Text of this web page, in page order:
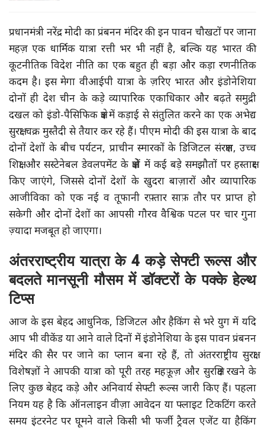
प्रधानमंत्री नरेंद्र मोदी का प्रंबनन मंदिर की इन पावन चौखटों पर जाना
महज़ एक धार्मिक यात्रा रत्ती भर भी नहीं है, बल्कि यह भारत की
कूटनीतिक विदेश नीति का एक बहुत ही बड़ा और कड़ा रणनीतिक
कदम है। इस मेगा वीआईपी यात्रा के ज़रिए भारत और इंडोनेशिया
दोनों ही देश चीन के कड़े व्यापारिक एकाधिकार और बढ़ते समुद्री
दखल को इंडो-पैसिफिक क्षेत्र में कड़ाई से संतुलित करने का एक अभेद्य
सुरक्षा चक्र मुस्तैदी से तैयार कर रहे हैं। पीएम मोदी की इस यात्रा के बाद
दोनों देशों के बीच पर्यटन, प्राचीन स्मारकों के डिजिटल संरक्षण, उच्च
शिक्षा और सस्टेनेबल डेवलपमेंट के क्षेत्रों में कई बड़े समझौतों पर हस्ताक्षर
किए जाएंगे, जिससे दोनों देशों के खुदरा बाज़ारों और व्यापारिक
आजीविका को एक नई व तूफानी रफ़्तार साफ़ तौर पर प्राप्त हो
सकेगी और दोनों देशों का आपसी गौरव वैश्विक पटल पर चार गुना
ज़्यादा मजबूत हो जाएगा।
अंतरराष्ट्रीय यात्रा के 4 कड़े सेफ्टी रूल्स और
बदलते मानसूनी मौसम में डॉक्टरों के पक्के हेल्थ
टिप्स
आज के इस बेहद आधुनिक, डिजिटल और हैकिंग से भरे युग में यदि
आप भी वीकेंड या आने वाले दिनों में इंडोनेशिया के इस पावन प्रंबनन
मंदिर की सैर पर जाने का प्लान बना रहे हैं, तो अंतरराष्ट्रीय सुरक्षा
विशेषज्ञों ने आपकी यात्रा को पूरी तरह महफ़ूज़ और सुरक्षित रखने के
लिए कुछ बेहद कड़े और अनिवार्य सेफ्टी रूल्स जारी किए हैं। पहला
नियम यह है कि ऑनलाइन वीज़ा आवेदन या फ्लाइट टिकटिंग करते
समय इंटरनेट पर घूमने वाले किसी भी फर्जी ट्रैवल एजेंट या हैकिंग